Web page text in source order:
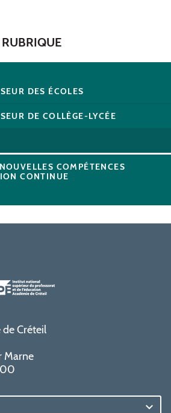
DES ÉCOLES
DE COLLÈGE-LYCÉE
COMPÉTENCES
CONTINUE
de Créteil
Marne
00